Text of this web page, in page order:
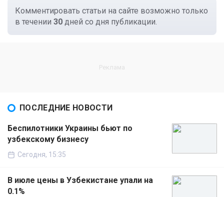
Комментировать статьи на сайте возможно только
в течении 30 дней со дня публикации.
ПОСЛЕДНИЕ НОВОСТИ
Беспилотники Украины бьют по
узбекскому бизнесу
Сегодня, 15:35
В июле цены в Узбекистане упали на
0.1%